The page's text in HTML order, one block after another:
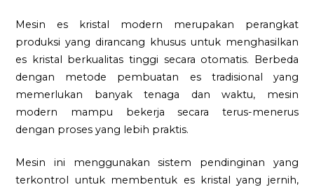
Mesin es kristal modern merupakan perangkat
produksi yang dirancang khusus untuk menghasilkan
es kristal berkualitas tinggi secara otomatis. Berbeda
dengan metode pembuatan es tradisional yang
memerlukan banyak tenaga dan waktu, mesin
modern mampu bekerja secara terus-menerus
dengan proses yang lebih praktis.
Mesin ini menggunakan sistem pendinginan yang
terkontrol untuk membentuk es kristal yang jernih,